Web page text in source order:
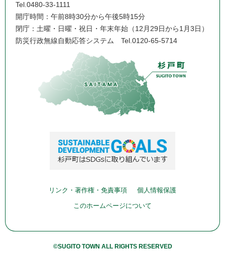
Tel.0480-33-1111
開庁時間：午前8時30分から午後5時15分
閉庁：土曜・日曜・祝日・年末年始（12月29日から1月3日）
防災行政無線自動応答システム Tel.0120-65-5714
リンク・著作権・免責事項 個人情報保護
このホームページについて
©SUGITO TOWN ALL RIGHTS RESERVED